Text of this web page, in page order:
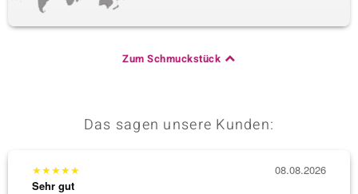
Zum Schmuckstück
Das sagen unsere Kunden:
★★★★★
Sehr gut
08.08.2026